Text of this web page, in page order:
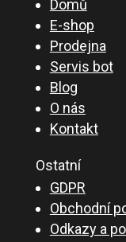
Domů
E-shop
Prodejna
Servis bot
Blog
O nás
Kontakt
Ostatní
GDPR
Obchodní
Odkazy a